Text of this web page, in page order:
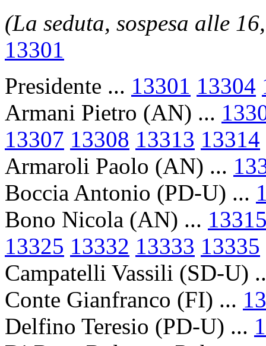
(La seduta, sospesa alle
13301
Presidente ... 13301 13304
Armani Pietro (AN) ...
13307 13308 13313 13314
Armaroli Paolo (AN) ...
Boccia Antonio (PD-U) ...
Bono Nicola (AN) ...
13325 13332 13333 13335
Campatelli Vassili (SD-U)
Conte Gianfranco (FI) ...
Delfino Teresio (PD-U) ...